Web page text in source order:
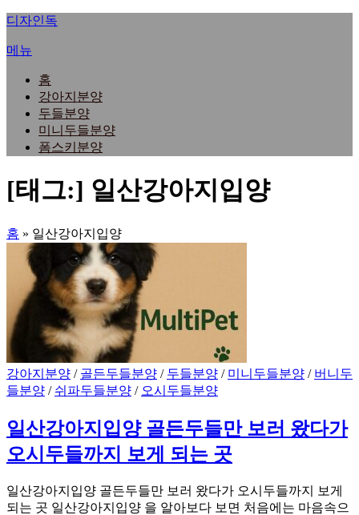
내
으
디자인독
메뉴
홈
강아지분양
두들분양
미니두들분양
폼스키분양
[태그:] 일산강아지입양
홈 » 일산강아지입양
강아지분양 / 골든두들분양 / 두들분양 / 미니두들분양 / 버니두
들분양 / 쉬파두들분양 / 오시두들분양
일산강아지입양 골든두들만 보러 왔다가
오시두들까지 보게 되는 곳
일산강아지입양 골든두들만 보러 왔다가 오시두들까지 보게
되는 곳 일산강아지입양 을 알아보다 보면 처음에는 마음속으